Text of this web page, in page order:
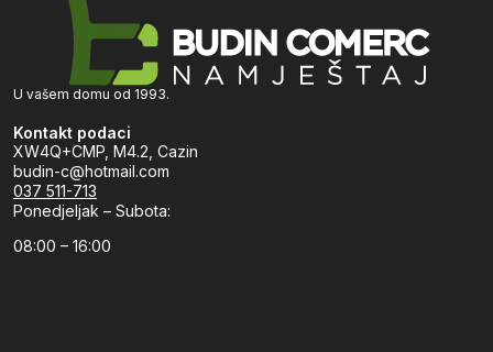
U vašem domu od 1993.
Kontakt podaci
XW4Q+CMP, M4.2, Cazin
budin-c@hotmail.com
037 511-713
Ponedjeljak – Subota:
08:00 – 16:00